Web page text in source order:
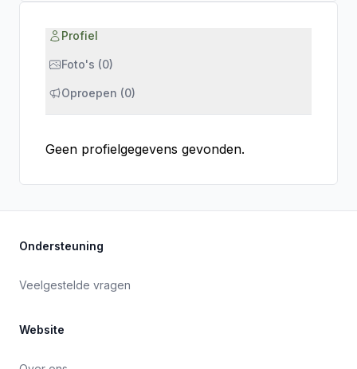
Profiel
Foto's (0)
Oproepen (0)
Geen profielgegevens gevonden.
Ondersteuning
Veelgestelde vragen
Website